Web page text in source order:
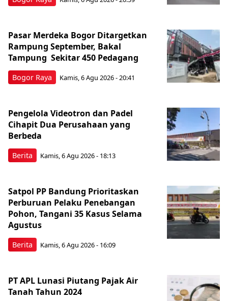
Bogor Raya
Pasar Merdeka Bogor Ditargetkan
Rampung September, Bakal
Tampung Sekitar 450 Pedagang
Kamis, 6 Agu 2026 - 20:41
Berita
Pengelola Videotron dan Padel
Cihapit Dua Perusahaan yang
Berbeda
Kamis, 6 Agu 2026 - 18:13
Berita
Satpol PP Bandung Prioritaskan
Perburuan Pelaku Penebangan
Pohon, Tangani 35 Kasus Selama
Agustus
Kamis, 6 Agu 2026 - 16:09
PT APL Lunasi Piutang Pajak Air
Tanah Tahun 2024